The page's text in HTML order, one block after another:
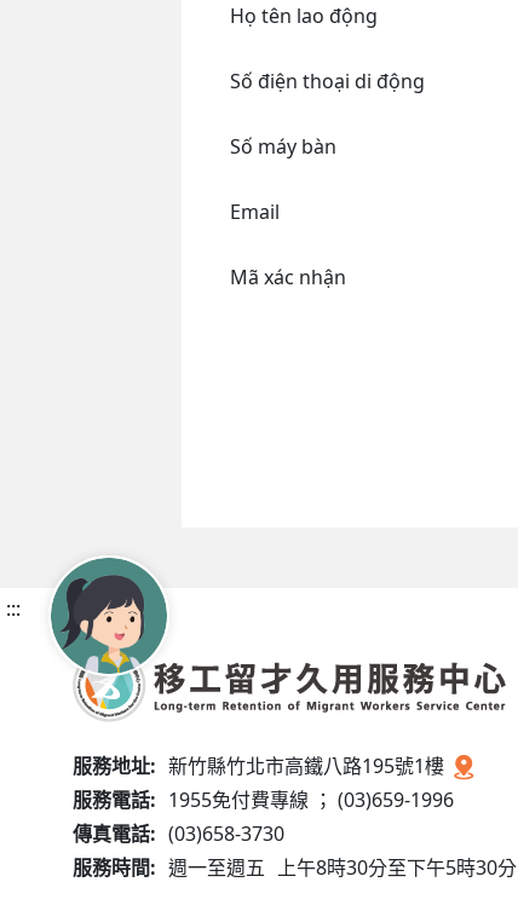
Họ tên lao động
Số điện thoại di động
Số máy bàn
Email
Mã xác nhận
:::
服務地址: 新竹縣竹北市高鐵八路195號1樓
服務電話: 1955免付費專線 ； (03)659-1996
傳真電話: (03)658-3730
服務時間: 週一至週五 上午8時30分至下午5時30分